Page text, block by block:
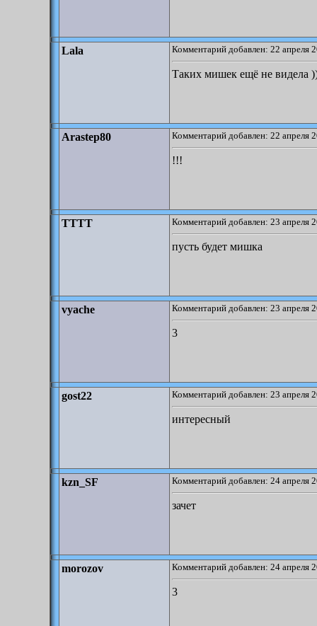
Lala Комментарий добавлен: 22 апреля
Таких мишек ещё не видела
Arastep80 Комментарий добавлен: 22 апреля
!!!
TTTT Комментарий добавлен: 23 апреля
пусть будет мишка
vyache Комментарий добавлен: 23 апреля
3
gost22 Комментарий добавлен: 23 апреля
интересный
kzn_SF Комментарий добавлен: 24 апреля
зачет
morozov Комментарий добавлен: 24 апреля
3